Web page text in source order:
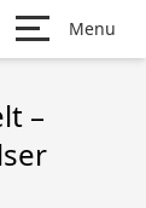
Menu
–